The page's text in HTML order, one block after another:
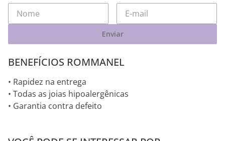
Enviar
BENEFÍCIOS ROMMANEL
• Rapidez na entrega
• Todas as joias hipoalergênicas
• Garantia contra defeito